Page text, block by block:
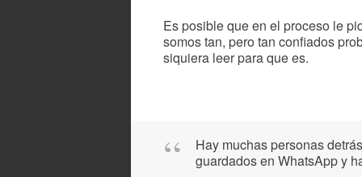
Es posible que en el proceso le
somos tan, pero tan confiados
siquiera leer para que es.
Hay muchas personas
guardados en WhatsApp y